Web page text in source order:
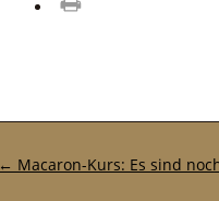
Post-Navigation
← Macaron-Kurs: Es sind